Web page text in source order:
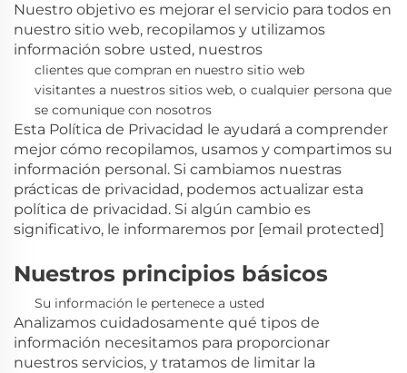
Nuestro objetivo es mejorar el servicio para todos en
nuestro sitio web, recopilamos y utilizamos
información sobre usted, nuestros
clientes que compran en nuestro sitio web
visitantes a nuestros sitios web, o cualquier persona que
se comunique con nosotros
Esta Política de Privacidad le ayudará a comprender
mejor cómo recopilamos, usamos y compartimos su
información personal. Si cambiamos nuestras
prácticas de privacidad, podemos actualizar esta
política de privacidad. Si algún cambio es
significativo, le informaremos por [email protected]
Nuestros principios básicos
Su información le pertenece a usted
Analizamos cuidadosamente qué tipos de
información necesitamos para proporcionar
nuestros servicios, y tratamos de limitar la